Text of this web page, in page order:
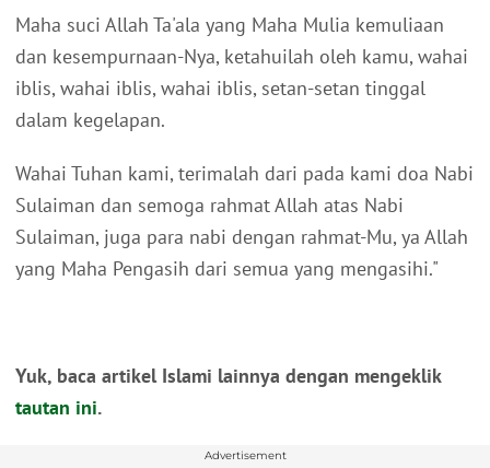
Maha suci Allah Ta'ala yang Maha Mulia kemuliaan
dan kesempurnaan-Nya, ketahuilah oleh kamu, wahai
iblis, wahai iblis, wahai iblis, setan-setan tinggal
dalam kegelapan.
Wahai Tuhan kami, terimalah dari pada kami doa Nabi
Sulaiman dan semoga rahmat Allah atas Nabi
Sulaiman, juga para nabi dengan rahmat-Mu, ya Allah
yang Maha Pengasih dari semua yang mengasihi."
Yuk, baca artikel Islami lainnya dengan mengeklik
tautan ini.
Advertisement